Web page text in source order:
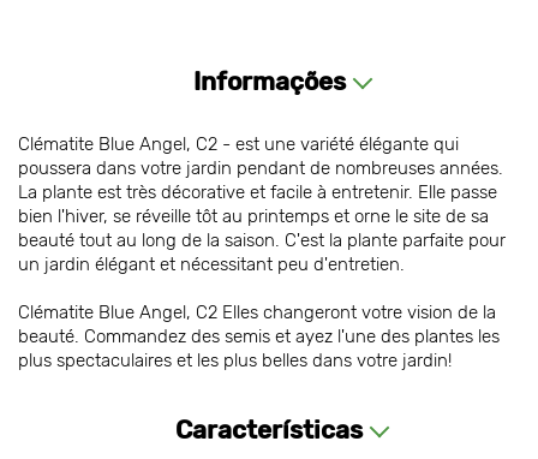
Informações
Clématite Blue Angel, С2 - est une variété élégante qui
poussera dans votre jardin pendant de nombreuses années.
La plante est très décorative et facile à entretenir. Elle passe
bien l'hiver, se réveille tôt au printemps et orne le site de sa
beauté tout au long de la saison. C'est la plante parfaite pour
un jardin élégant et nécessitant peu d'entretien.
Clématite Blue Angel, С2 Elles changeront votre vision de la
beauté. Commandez des semis et ayez l'une des plantes les
plus spectaculaires et les plus belles dans votre jardin!
Características